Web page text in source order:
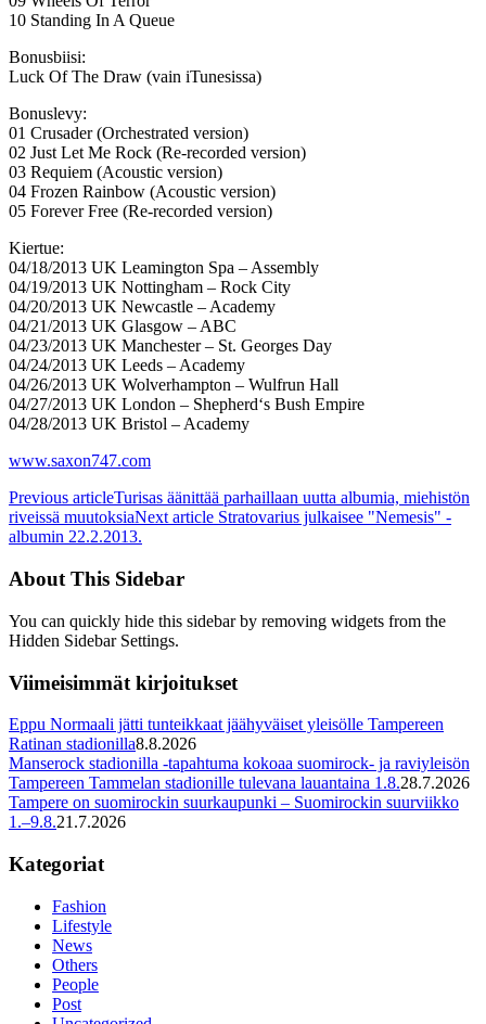
10 Standing In A Queue
Bonusbiisi:
Luck Of The Draw (vain iTunesissa)
Bonuslevy:
01 Crusader (Orchestrated version)
02 Just Let Me Rock (Re-recorded version)
03 Requiem (Acoustic version)
04 Frozen Rainbow (Acoustic version)
05 Forever Free (Re-recorded version)
Kiertue:
04/18/2013 UK Leamington Spa – Assembly
04/19/2013 UK Nottingham – Rock City
04/20/2013 UK Newcastle – Academy
04/21/2013 UK Glasgow – ABC
04/23/2013 UK Manchester – St. Georges Day
04/24/2013 UK Leeds – Academy
04/26/2013 UK Wolverhampton – Wulfrun Hall
04/27/2013 UK London – Shepherd‘s Bush Empire
04/28/2013 UK Bristol – Academy
www.saxon747.com
Previous articleTurisas äänittää parhaillaan uutta albumia, miehistön
riveissä muutoksiaNext article Stratovarius julkaisee "Nemesis" -
albumin 22.2.2013.
About This Sidebar
You can quickly hide this sidebar by removing widgets from the
Hidden Sidebar Settings.
Viimeisimmät kirjoitukset
Eppu Normaali jätti tunteikkaat jäähyväiset yleisölle Tampereen
Ratinan stadionilla8.8.2026
Manserock stadionilla -tapahtuma kokoaa suomirock- ja raviyleisön
Tampereen Tammelan stadionille tulevana lauantaina 1.8.28.7.2026
Tampere on suomirockin suurkaupunki – Suomirockin suurviikko
1.–9.8.21.7.2026
Kategoriat
Fashion
Lifestyle
News
Others
People
Post